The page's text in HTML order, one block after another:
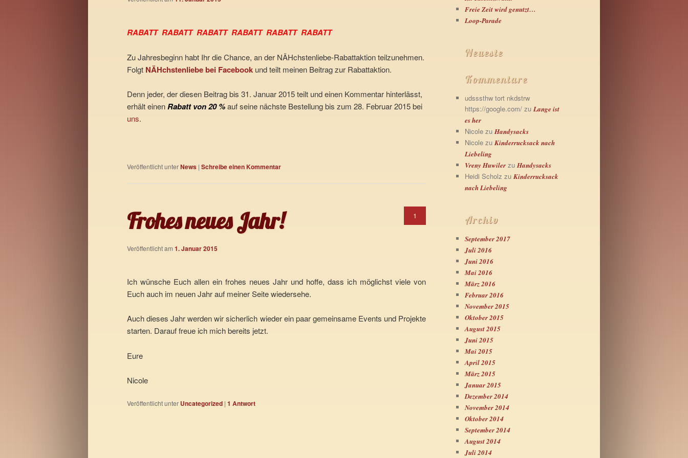
RABATT RABATT RABATT RABATT RABATT RABATT
Zu Jahresbeginn habt Ihr die Chance, an der NÄHchstenliebe-Rabattaktion teilzunehmen.
Folgt NÄHchstenliebe bei Facebook und teilt meinen Beitrag zur Rabattaktion.
Denn jeder, der diesen Beitrag bis 31. Januar 2015 teilt und einen Kommentar hinterlässt,
erhält einenRabatt von 20 %auf seine nächste Bestellung bis zum 28. Februar 2015 bei
uns.
Veröffentlicht unterNews | Schreibe einen Kommentar
Frohes neues Jahr!
Veröffentlicht am 1. Januar 2015
1
Ich wünsche Euch allen ein frohes neues Jahr und hoffe, dass ich möglichst viele von
Euch auch im neuen Jahr auf meiner Seite wiedersehe.
Auch dieses Jahr werden wir sicherlich wieder ein paar gemeinsame Events und Projekte
starten. Darauf freue ich mich bereits jetzt.
Eure
Nicole
Veröffentlicht unter Uncategorized | 1 Antwort
Freie Zeit wird genutzt…
Loop-Parade
Neueste
Kommentare
udsssthw tort nkdstrw
https://google.com/ zu Lange ist
es her
Nicole zu Handysacks
Nicole zu Kinderrucksack nach
Liebeling
Vreny Huwiler zu Handysacks
Heidi Scholz zu Kinderrucksack
nach Liebeling
Archiv
September 2017
Juli 2016
Juni 2016
Mai 2016
März 2016
Februar 2016
November 2015
Oktober 2015
August 2015
Juni 2015
Mai 2015
April 2015
März 2015
Januar 2015
Dezember 2014
November 2014
Oktober 2014
September 2014
August 2014
Juli 2014